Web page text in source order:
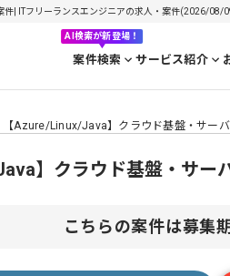
| ITフリーランスエンジニアの求人・案件(2026/08/
AI検索が新登場！
案件検索 サービス紹介
【Azure/Linux/Java】クラウド基盤・サー
】クラウド基盤・サー
こちらの案件は募集